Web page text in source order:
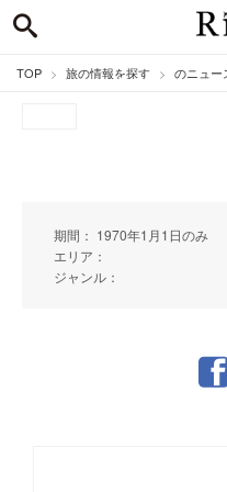
TOP 旅の情報を探す のニュー
期間： 1970年1月1日のみ
エリア：
ジャンル：